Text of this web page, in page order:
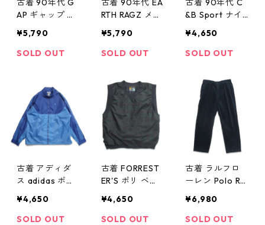
古着 90年代 G
AP ギャップ タ
ニット ベスト
表記：L gd40
¥5,790
SOLD OUT
古着 90年代 EA
RTH RAGZ メキ
狼 刺繍 グレー
表記：XL gd4
¥5,790
SOLD OUT
古着 90年代 C
&B Sport ナイ
ネイビー グリ
ーン 表記：XL
w41105
¥4,650
SOLD OUT
古着 アディダ
ス adidas ポリ
ックジャケット
ブルー 表記：X
¥4,650
SOLD OUT
古着 FORREST
ER'S ポリ ベス
記：L gd403
898n w41106
¥4,650
SOLD OUT
古着 ラルフロ
ーレン Polo Ral
コーデュロイパ
ンツ ツータッ
¥6,980
SOLD OUT